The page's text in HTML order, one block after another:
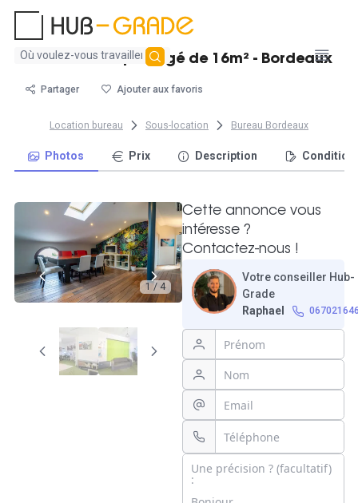
Aucun
trouvé
Beau bureau partagé de 16m² - Bordeaux
Partager Ajouter aux favoris
Location bureau Sous-location Bureau Bordeaux
Photos Prix Description
1 / 4
Cette annonce vous
intéresse ?
Contactez-nous !
Votre conseiller Hub-
Grade
Raphael